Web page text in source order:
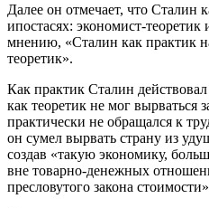
Далее он отмечает, что Сталин
ипостасях: экономист-
мнению, «Сталин как практик
теоретик».
Как практик Сталин
как теоретик не мог вырваться
практически не обращался к
он сумел вырвать страну из
создав «такую экономику,
вне товарно-денежных
пресловутого закона